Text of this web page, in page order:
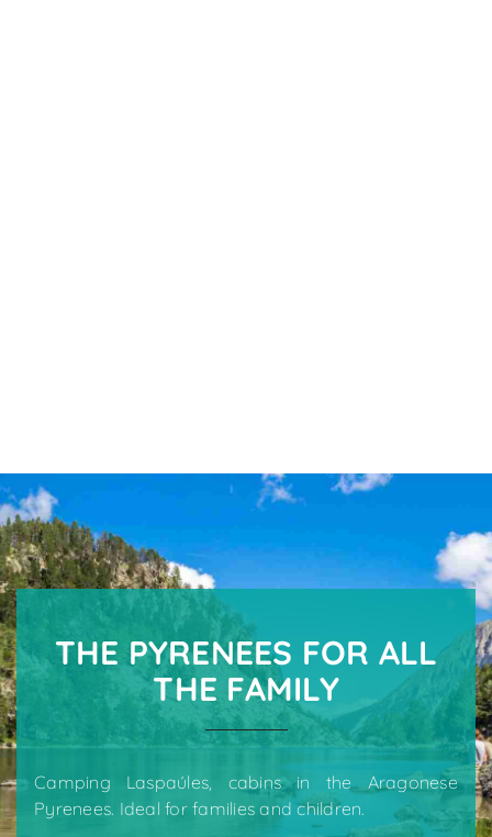
THE PYRENEES FOR ALL
THE FAMILY
Camping Laspaúles, cabins in the Aragonese
Pyrenees. Ideal for families and children.